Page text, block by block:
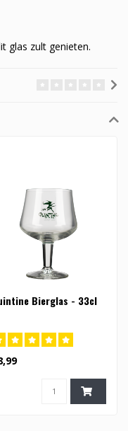
glas zult genieten.
Bierglas - 33cl